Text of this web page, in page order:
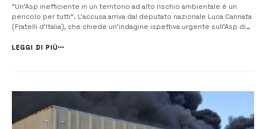
“Un’Asp inefficiente in un territorio ad alto rischio ambientale è un
pericolo per tutti”. L’accusa arriva dal deputato nazionale Luca Cannata
(Fratelli d’Italia), che chiede un’indagine ispettiva urgente sull’Asp di
scorso all’impianto Ecomac di Augusta. Ma l’azienda sanitari...
LEGGI DI PIÙ